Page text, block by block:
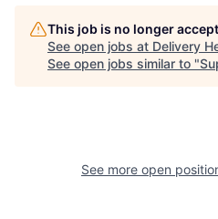
This job is no longer
See open jobs at Delivery
See open jobs similar to "
See more open